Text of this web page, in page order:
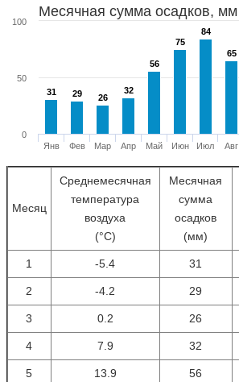
Месячная сумма осадков, мм
31
31 29
29 26
26
32
32
56
56
75
75
84
84
65
65
Янв Фев Мар Апр Май Июн Июл Авг
0
50
100
Месяц
Среднемесячная
температура
воздуха
(°С)
Месячная
сумма
осадков
(мм)
1 -5.4 31
2 -4.2 29
3 0.2 26
4 7.9 32
5 13.9 56